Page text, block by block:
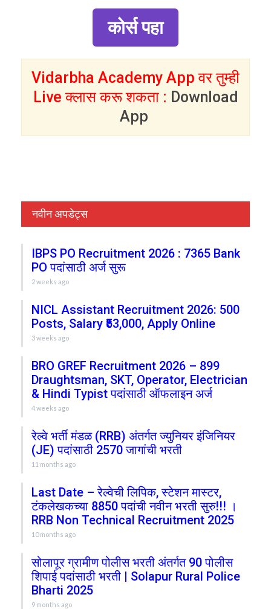
कोर्स पहा
Vidarbha Academy App वर तुम्ही
Live क्लास करू शकता : Download
App
नवीन अपडेट्स
IBPS PO Recruitment 2026 : 7365 Bank
PO पदांसाठी अर्ज सुरू
2 weeks ago
NICL Assistant Recruitment 2026: 500
Posts, Salary ₹53,000, Apply Online
3 weeks ago
BRO GREF Recruitment 2026 – 899
Draughtsman, SKT, Operator, Electrician
& Hindi Typist पदांसाठी ऑफलाइन अर्ज
4 weeks ago
रेल्वे भर्ती मंडळ (RRB) अंतर्गत ज्युनियर इंजिनियर
(JE) पदांसाठी 2570 जागांची भरती
11 months ago
Last Date – रेल्वेची लिपिक, स्टेशन मास्टर,
टंकलेखकच्या 8850 पदांची नवीन भरती सुरु!!! ।
RRB Non Technical Recruitment 2025
10 months ago
सोलापूर ग्रामीण पोलीस भरती अंतर्गत 90 पोलीस
शिपाई पदांसाठी भरती | Solapur Rural Police
Bharti 2025
9 months ago